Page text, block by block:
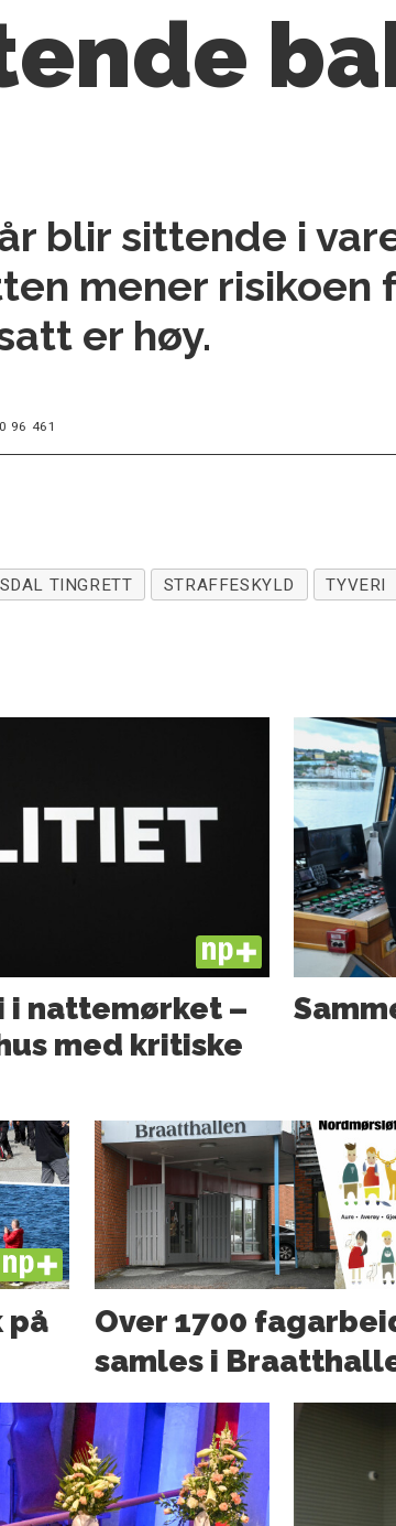
blir sittende i
mener risikoen
er høy.
96 461
TINGRETT STRAFFESKYLD TYVERI
PLUS
i nattemørket –
med kritiske
PLUS
på
Over 1700
samles i